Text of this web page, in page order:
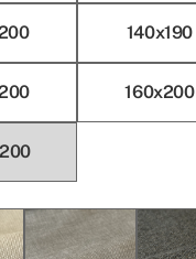
140x190
160x200